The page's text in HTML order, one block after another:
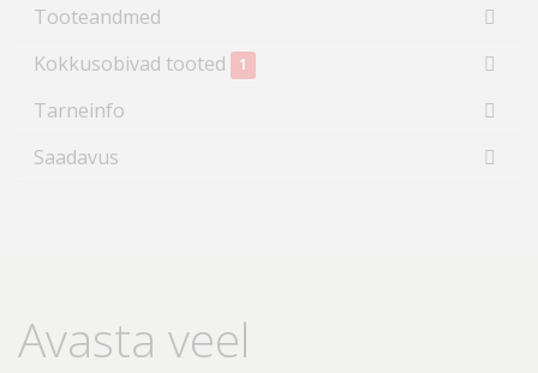
Tooteandmed
Kokkusobivad tooted
1
Tarneinfo
Saadavus
Avasta veel